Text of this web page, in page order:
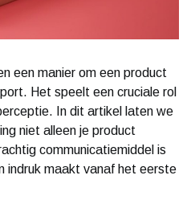
een manier om een product
Het speelt een cruciale rol
In dit artikel laten we
niet alleen je product
communicatiemiddel is
indruk maakt vanaf het eerste